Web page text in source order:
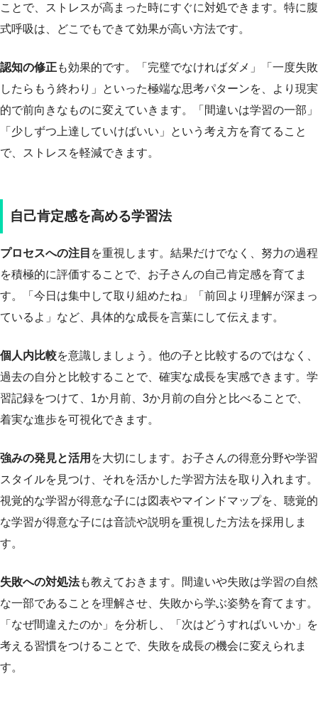
ことで、ストレスが高まった時にすぐに対処できます。特に腹
式呼吸は、どこでもできて効果が高い方法です。
認知の修正も効果的です。「完璧でなければダメ」「一度失敗
したらもう終わり」といった極端な思考パターンを、より現実
的で前向きなものに変えていきます。「間違いは学習の一部」
「少しずつ上達していけばいい」という考え方を育てること
で、ストレスを軽減できます。
自己肯定感を高める学習法
プロセスへの注目 を重視します。結果だけでなく、努力の過程
を積極的に評価することで、お子さんの自己肯定感を育てま
す。「今日は集中して取り組めたね」「前回より理解が深まっ
ているよ」など、具体的な成長を言葉にして伝えます。
個人内比較を意識しましょう。他の子と比較するのではなく、
過去の自分と比較することで、確実な成長を実感できます。学
習記録をつけて、1か月前、3か月前の自分と比べることで、
着実な進歩を可視化できます。
強みの発見と活用 を大切にします。お子さんの得意分野や学習
スタイルを見つけ、それを活かした学習方法を取り入れます。
視覚的な学習が得意な子には図表やマインドマップを、聴覚的
な学習が得意な子には音読や説明を重視した方法を採用しま
す。
失敗への対処法も教えておきます。間違いや失敗は学習の自然
な一部であることを理解させ、失敗から学ぶ姿勢を育てます。
「なぜ間違えたのか」を分析し、「次はどうすればいいか」を
考える習慣をつけることで、失敗を成長の機会に変えられま
す。